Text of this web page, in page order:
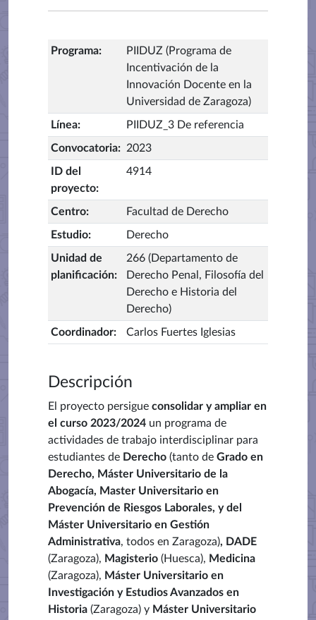
Programa:
PIIDUZ (Programa de
Incentivación de la
Innovación Docente en la
Universidad de Zaragoza)
Línea: PIIDUZ_3 De referencia
Convocatoria: 2023
ID del
proyecto:
4914
Centro: Facultad de Derecho
Estudio: Derecho
Unidad de
planificación:
266 (Departamento de
Derecho Penal, Filosofía del
Derecho e Historia del
Derecho)
Coordinador: Carlos Fuertes Iglesias
Descripción
El proyecto persigue consolidar y ampliar en
el curso 2023/2024 un programa de
actividades de trabajo interdisciplinar para
estudiantes de Derecho (tanto de Grado en
Derecho, Máster Universitario de la
Abogacía, Master Universitario en
Prevención de Riesgos Laborales, y del
Máster Universitario en Gestión
Administrativa, todos en Zaragoza), DADE
(Zaragoza), Magisterio (Huesca), Medicina
(Zaragoza), Máster Universitario en
Investigación y Estudios Avanzados en
Historia (Zaragoza) y Máster Universitario